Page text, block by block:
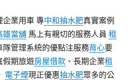
企業用車 專中和抽水肥真實案例
雄當舖 馬上有親切的服務人員租
隊管理系統的優點注服務背心要
假期旅遊房屋借款 、長期企業租
電子煙現正優惠抽水肥眾多的公